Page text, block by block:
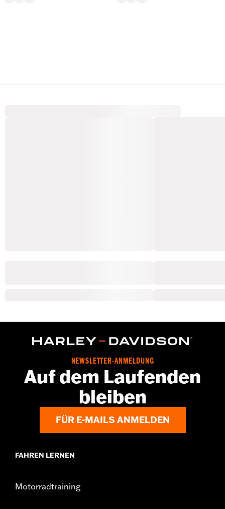
NEWSLETTER-ANMELDUNG
Auf dem Laufenden
bleiben
FÜR E-MAILS ANMELDEN
FAHREN LERNEN
Motorradtraining